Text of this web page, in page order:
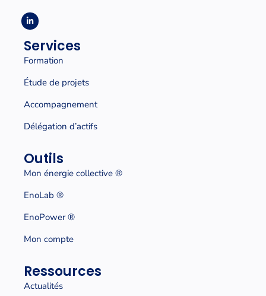
Services
Formation
Étude de projets
Accompagnement
Délégation d’actifs
Outils
Mon énergie collective ®
EnoLab ®
EnoPower ®
Mon compte
Ressources
Actualités